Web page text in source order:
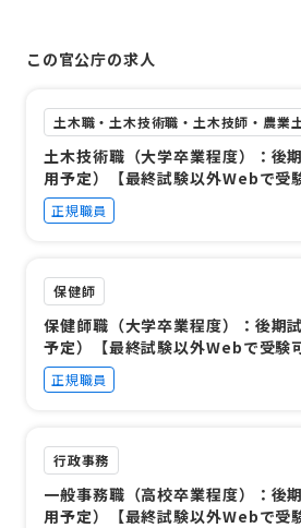
この官公庁の求人
土木職・土木技術職・土木技師・農業
土木技術職（大学卒業程度）：後
用予定）【最終試験以外Webで受
正規職員
保健師
保健師職（大学卒業程度）：後期
予定）【最終試験以外Webで受験
正規職員
行政事務
一般事務職（高校卒業程度）：後
用予定）【最終試験以外Webで受